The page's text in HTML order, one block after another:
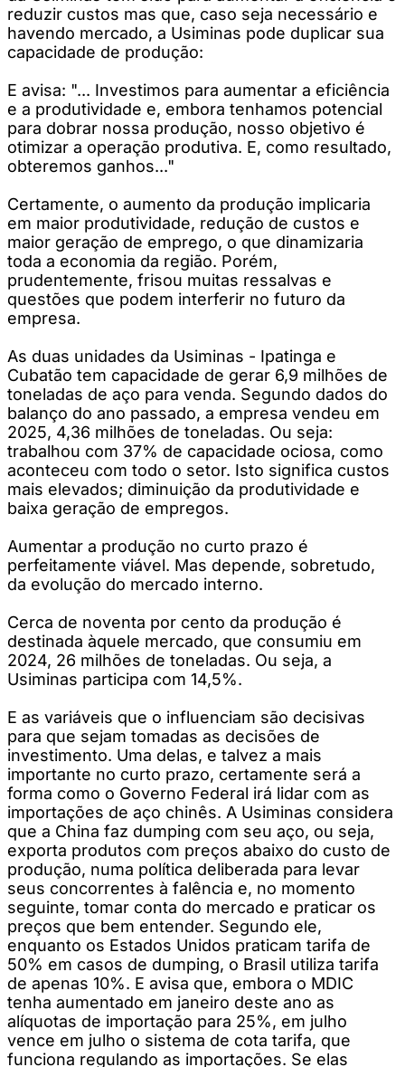
reduzir custos mas que, caso seja necessário e
havendo mercado, a Usiminas pode duplicar sua
capacidade de produção:
E avisa: "... Investimos para aumentar a eficiência
e a produtividade e, embora tenhamos potencial
para dobrar nossa produção, nosso objetivo é
otimizar a operação produtiva. E, como resultado,
obteremos ganhos..."
Certamente, o aumento da produção implicaria
em maior produtividade, redução de custos e
maior geração de emprego, o que dinamizaria
toda a economia da região. Porém,
prudentemente, frisou muitas ressalvas e
questões que podem interferir no futuro da
empresa.
As duas unidades da Usiminas - Ipatinga e
Cubatão tem capacidade de gerar 6,9 milhões de
toneladas de aço para venda. Segundo dados do
balanço do ano passado, a empresa vendeu em
2025, 4,36 milhões de toneladas. Ou seja:
trabalhou com 37% de capacidade ociosa, como
aconteceu com todo o setor. Isto significa custos
mais elevados; diminuição da produtividade e
baixa geração de empregos.
Aumentar a produção no curto prazo é
perfeitamente viável. Mas depende, sobretudo,
da evolução do mercado interno.
Cerca de noventa por cento da produção é
destinada àquele mercado, que consumiu em
2024, 26 milhões de toneladas. Ou seja, a
Usiminas participa com 14,5%.
E as variáveis que o influenciam são decisivas
para que sejam tomadas as decisões de
investimento. Uma delas, e talvez a mais
importante no curto prazo, certamente será a
forma como o Governo Federal irá lidar com as
importações de aço chinês. A Usiminas considera
que a China faz dumping com seu aço, ou seja,
exporta produtos com preços abaixo do custo de
produção, numa política deliberada para levar
seus concorrentes à falência e, no momento
seguinte, tomar conta do mercado e praticar os
preços que bem entender. Segundo ele,
enquanto os Estados Unidos praticam tarifa de
50% em casos de dumping, o Brasil utiliza tarifa
de apenas 10%. E avisa que, embora o MDIC
tenha aumentado em janeiro deste ano as
alíquotas de importação para 25%, em julho
vence em julho o sistema de cota tarifa, que
funciona regulando as importações. Se elas